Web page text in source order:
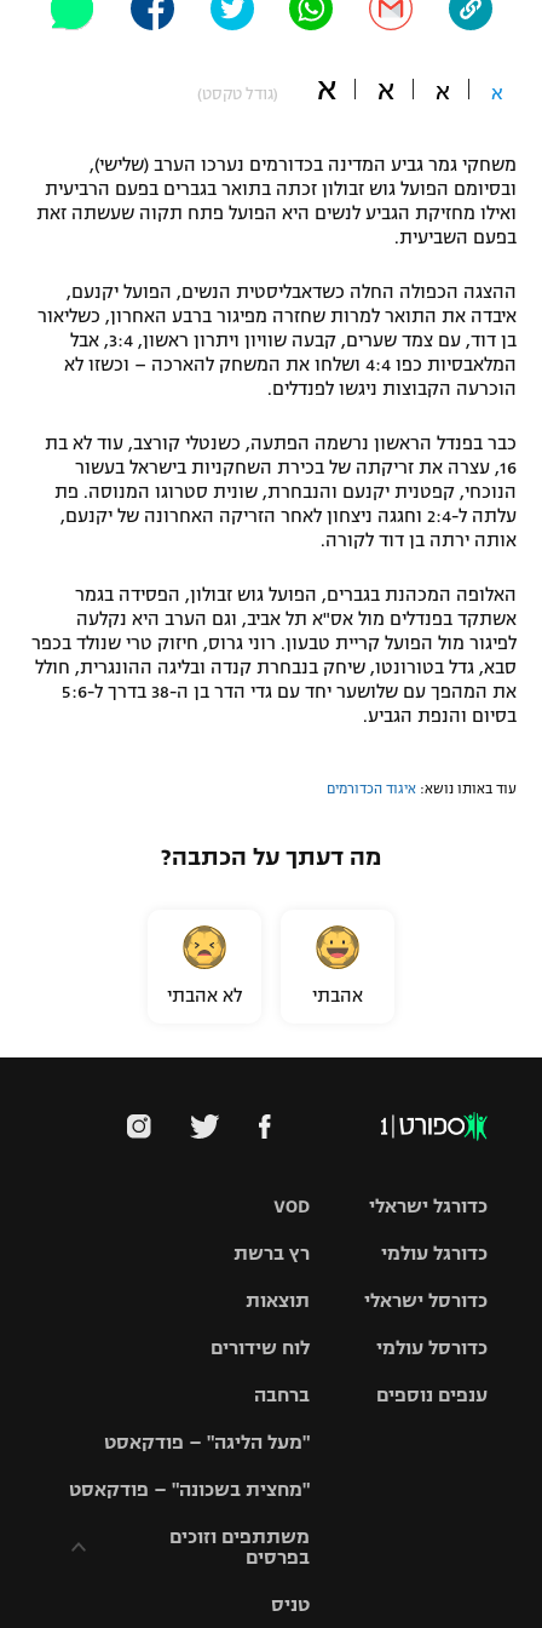
"מחצית בשכונה" – פודקאסט
תקנון משתתפים וזוכים בפרסים
תקנון עבור פעילות אלקטרה
תקנון עבור פעילות ספורט 1 – "מרלן"
טניס
תנאי שימוש
מדיניות פרטיות
תקנון פעילות ספורט 1
הצטרפות לחבילת הערוצים
לוח דרושים – ג'ובנט
כדורמים
פוטבול אמריקאי NFL
בייסבול MLB
ספורט אתגרי ואקסטרים
אומנויות לחימה
א א א א (גודל טקסט)
משחקי גמר גביע המדינה בכדורמים נערכו הערב (שלישי),
ובסיומם הפועל גוש זבולון זכתה בתואר בגברים בפעם הרביעית
ואילו מחזיקת הגביע לנשים היא הפועל פתח תקוה שעשתה זאת
בפעם השביעית.
ההצגה הכפולה החלה כשדאבליסטית הנשים, הפועל יקנעם,
איבדה את התואר למרות שחזרה מפיגור ברבע האחרון, כשליאור
בן דוד, עם צמד שערים, קבעה שוויון ויתרון ראשון, 3:4, אבל
המלאבסיות כפו 4:4 ושלחו את המשחק להארכה – וכשזו לא
הוכרעה הקבוצות ניגשו לפנדלים.
כבר בפנדל הראשון נרשמה הפתעה, כשנטלי קורצב, עוד לא בת
16, עצרה את זריקתה של בכירת השחקניות בישראל בעשור
הנוכחי, קפטנית יקנעם והנבחרת, שונית סטרוגו המנוסה. פת
עלתה ל-2:4 וחגגה ניצחון לאחר הזריקה האחרונה של יקנעם,
אותה ירתה בן דוד לקורה.
האלופה המכהנת בגברים, הפועל גוש זבולון, הפסידה בגמר
אשתקד בפנדלים מול אס"א תל אביב, וגם הערב היא נקלעה
לפיגור מול הפועל קריית טבעון. רוני גרוס, חיזוק טרי שנולד בכפר
סבא, גדל בטורונטו, שיחק בנבחרת קנדה ובליגה ההונגרית, חולל
את המהפך עם שלושער יחד עם גדי הדר בן ה-38 בדרך ל-5:6
בסיום והנפת הגביע.
עוד באותו נושא: איגוד הכדורמים
מה דעתך על הכתבה?
אהבתי לא אהבתי
VOD
רץ ברשת
תוצאות
לוח שידורים
ברחבה
"מעל הליגה" – פודקאסט
"מחצית בשכונה" – פודקאסט
משתתפים וזוכים
בפרסים
טניס
כדורגל ישראלי
גביע הטוטו
כדורגל עולמי
האלופות
ליגה
כדורסל ישראלי
סל
כדורסל עולמי
ענפים נוספים